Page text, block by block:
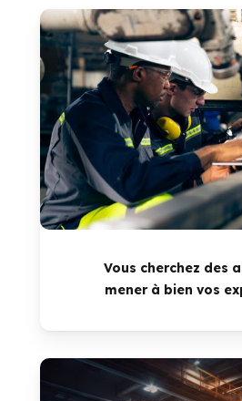
Vous cherchez des
mener à bien vos